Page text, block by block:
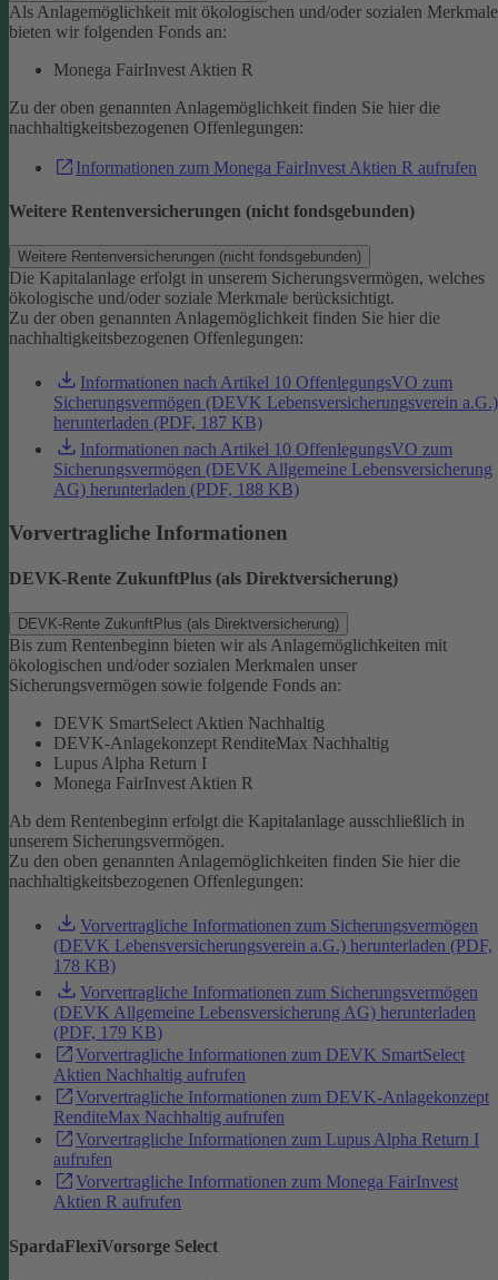
Als Anlagemöglichkeit mit ökologischen und/oder sozialen
bieten wir folgenden Fonds an:
Monega FairInvest Aktien R
Zu der oben genannten Anlagemöglichkeit finden Sie hier die
nachhaltigkeitsbezogenen Offenlegungen:
Informationen zum Monega FairInvest Aktien R aufrufen
Weitere Rentenversicherungen (nicht fondsgebunden)
Weitere Rentenversicherungen (nicht fondsgebunden)
Die Kapitalanlage erfolgt in unserem Sicherungsvermögen, welches
ökologische und/oder soziale Merkmale berücksichtigt.
Zu der oben genannten Anlagemöglichkeit finden Sie hier die
nachhaltigkeitsbezogenen Offenlegungen:
Informationen nach Artikel 10 OffenlegungsVO zum
Sicherungsvermögen (DEVK Lebensversicherungsverein a.G.)
herunterladen (PDF, 187 KB)
Informationen nach Artikel 10 OffenlegungsVO zum
Sicherungsvermögen (DEVK Allgemeine Lebensversicherung
AG) herunterladen (PDF, 188 KB)
Vorvertragliche Informationen
DEVK-Rente ZukunftPlus (als Direktversicherung)
DEVK-Rente ZukunftPlus (als Direktversicherung)
Bis zum Rentenbeginn bieten wir als Anlagemöglichkeiten mit
ökologischen und/oder sozialen Merkmalen unser
Sicherungsvermögen sowie folgende Fonds an:
DEVK SmartSelect Aktien Nachhaltig
DEVK-Anlagekonzept RenditeMax Nachhaltig
Lupus Alpha Return I
Monega FairInvest Aktien R
Ab dem Rentenbeginn erfolgt die Kapitalanlage ausschließlich in
unserem Sicherungsvermögen.
Zu den oben genannten Anlagemöglichkeiten finden Sie hier die
nachhaltigkeitsbezogenen Offenlegungen:
Vorvertragliche Informationen zum Sicherungsvermögen
(DEVK Lebensversicherungsverein a.G.) herunterladen (PDF,
178 KB)
Vorvertragliche Informationen zum Sicherungsvermögen
(DEVK Allgemeine Lebensversicherung AG) herunterladen
(PDF, 179 KB)
Vorvertragliche Informationen zum DEVK SmartSelect
Aktien Nachhaltig aufrufen
Vorvertragliche Informationen zum DEVK-Anlagekonzept
RenditeMax Nachhaltig aufrufen
Vorvertragliche Informationen zum Lupus Alpha Return I
aufrufen
Vorvertragliche Informationen zum Monega FairInvest
Aktien R aufrufen
SpardaFlexiVorsorge Select